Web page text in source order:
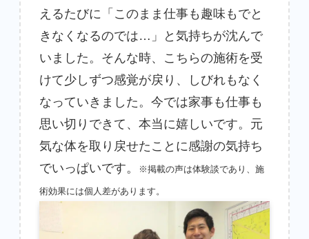
えるたびに「このまま仕事も趣味もでと
きなくなるのでは…」と気持ちが沈んで
いました。そんな時、こちらの施術を受
けて少しずつ感覚が戻り、しびれもなく
なっていきました。今では家事も仕事も
思い切りできて、本当に嬉しいです。元
気な体を取り戻せたことに感謝の気持ち
でいっぱいです。
※掲載の声は体験談であり、施
術効果には個人差があります。